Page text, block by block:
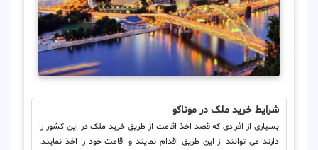
شرایط خرید ملک در موناکو
بسیاری از افرادی که قصد اخذ اقامت از طریق خرید ملک در این کشور را
دارند می توانند از این طریق اقدام نمایند و اقامت خود را اخذ نمایند.